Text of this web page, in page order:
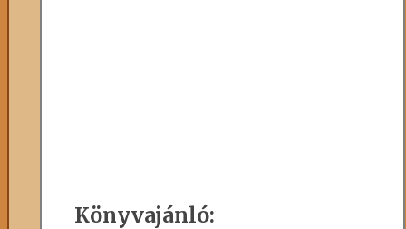
Könyvajánló: